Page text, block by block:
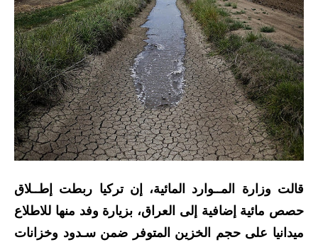
القروض والسلف
المنح المالية
قطع الاراضي
اخبار العراق
الاخبار السياسية
الاخبار الامنية
الاخبار الاقتصادية
قالت وزارة المــوارد المائية، إن تركيا ربطت إطــلاق
حصص مائية إضافية إلى العراق، بزيارة وفد منها للاطلاع
ميدانيا على حجم الخزين المتوفر ضمن سـدود وخزانات